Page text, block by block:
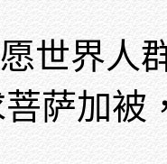
世界人
萨加被